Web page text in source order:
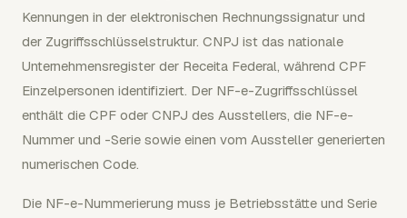
Kennungen in der elektronischen Rechnungssignatur und
der Zugriffsschlüsselstruktur. CNPJ ist das nationale
Unternehmensregister der Receita Federal, während CPF
Einzelpersonen identifiziert. Der NF-e-Zugriffsschlüssel
enthält die CPF oder CNPJ des Ausstellers, die NF-e-
Nummer und -Serie sowie einen vom Aussteller generierten
numerischen Code.
Die NF-e-Nummerierung muss je Betriebsstätte und Serie